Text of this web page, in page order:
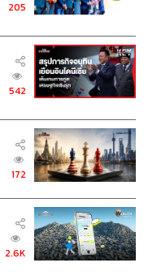
205
542
172
2.6K